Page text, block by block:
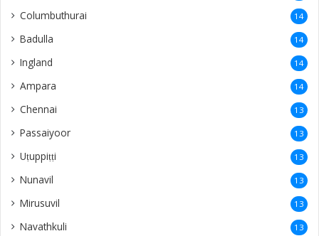
Columbuthurai 14
Badulla 14
Ingland 14
Ampara 14
Chennai 13
Passaiyoor 13
Uṭuppiṭṭi 13
Nunavil 13
Mirusuvil 13
Navathkuli 13